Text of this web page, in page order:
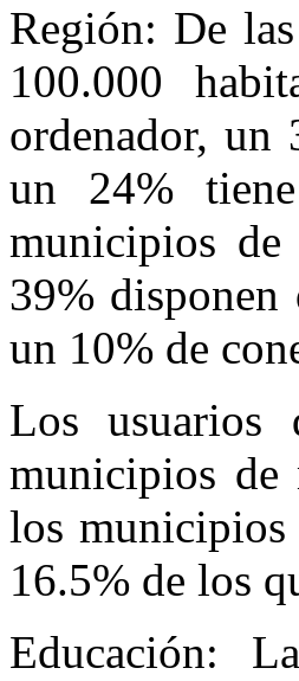
Región: De
100.000
ordenador, un
un 24%
municipios
39% disponen
un 10% de
Los
municipios de
los municipios
16.5% de los
Educación: